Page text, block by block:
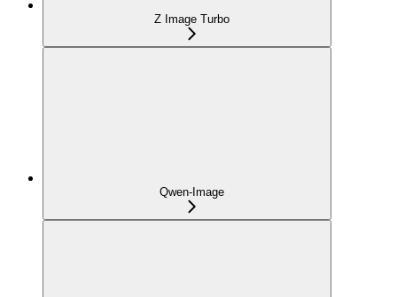
Z Image Turbo
Qwen-Image